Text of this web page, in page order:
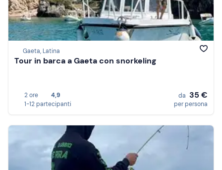
Gaeta, Latina
Tour in barca a Gaeta con snorkeling
2 ore
4,9
1-12 partecipanti
da 35 €
per persona